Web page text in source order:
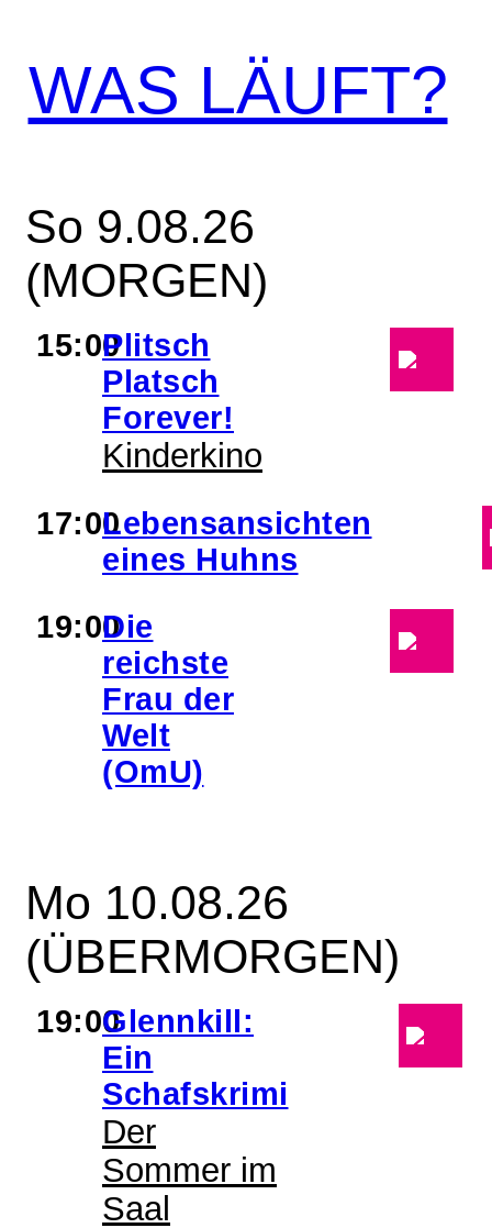
WAS LÄUFT?
So 9.08.26
(MORGEN)
15:00Plitsch
Platsch
Forever!
Kinderkino
17:00Lebensansichten
eines Huhns
19:00Die
reichste
Frau der
Welt
(OmU)
Mo 10.08.26
(ÜBERMORGEN)
19:00Glennkill:
Ein
Schafskrimi
Der
Sommer im
Saal